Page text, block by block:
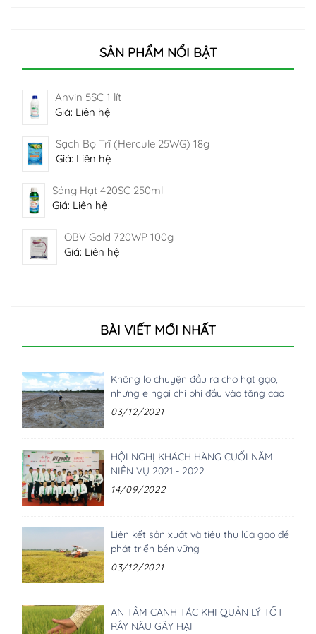
SẢN PHẨM NỔI BẬT
Anvin 5SC 1 lít
Giá: Liên hệ
Sạch Bọ Trĩ (Hercule 25WG) 18g
Giá: Liên hệ
Sáng Hạt 420SC 250ml
Giá: Liên hệ
OBV Gold 720WP 100g
Giá: Liên hệ
BÀI VIẾT MỚI NHẤT
Không lo chuyện đầu ra cho hạt gạo,
nhưng e ngại chi phí đầu vào tăng cao
03/12/2021
HỘI NGHỊ KHÁCH HÀNG CUỐI NĂM
NIÊN VỤ 2021 - 2022
14/09/2022
Liên kết sản xuất và tiêu thụ lúa gạo để
phát triển bền vững
03/12/2021
AN TÂM CANH TÁC KHI QUẢN LÝ TỐT
RẦY NÂU GÂY HẠI